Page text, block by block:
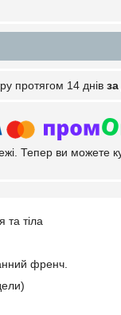
протягом 14 днів
Тепер ви можете
та тіла
френч.